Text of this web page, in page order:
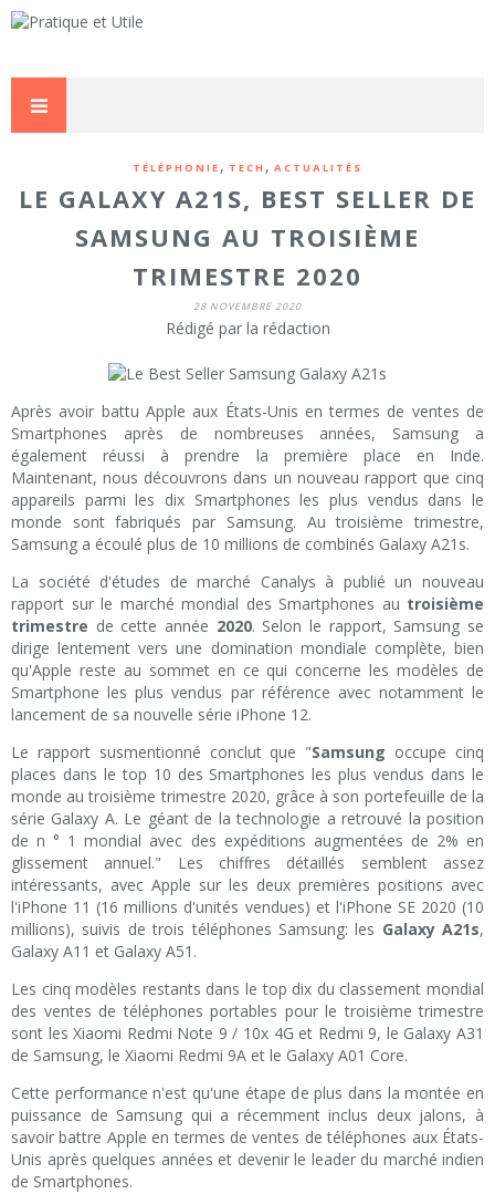
TÉLÉPHONIE , TECH , ACTUALITÉS
LE GALAXY A21S, BEST SELLER DE
SAMSUNG AU TROISIÈME
TRIMESTRE 2020
28 NOVEMBRE 2020
Rédigé par la rédaction
Après avoir battu Apple aux États-Unis en termes de ventes de
Smartphones après de nombreuses années, Samsung a
également réussi à prendre la première place en Inde.
Maintenant, nous découvrons dans un nouveau rapport que cinq
appareils parmi les dix Smartphones les plus vendus dans le
monde sont fabriqués par Samsung. Au troisième trimestre,
Samsung a écoulé plus de 10 millions de combinés Galaxy A21s.
La société d'études de marché Canalys à publié un nouveau
rapport sur le marché mondial des Smartphones au troisième
trimestre de cette année 2020. Selon le rapport, Samsung se
dirige lentement vers une domination mondiale complète, bien
qu'Apple reste au sommet en ce qui concerne les modèles de
Smartphone les plus vendus par référence avec notamment le
lancement de sa nouvelle série iPhone 12.
Le rapport susmentionné conclut que "Samsung occupe cinq
places dans le top 10 des Smartphones les plus vendus dans le
monde au troisième trimestre 2020, grâce à son portefeuille de la
série Galaxy A. Le géant de la technologie a retrouvé la position
de n ° 1 mondial avec des expéditions augmentées de 2% en
glissement annuel." Les chiffres détaillés semblent assez
intéressants, avec Apple sur les deux premières positions avec
l'iPhone 11 (16 millions d'unités vendues) et l'iPhone SE 2020 (10
millions), suivis de trois téléphones Samsung: les Galaxy A21s,
Galaxy A11 et Galaxy A51.
Les cinq modèles restants dans le top dix du classement mondial
des ventes de téléphones portables pour le troisième trimestre
sont les Xiaomi Redmi Note 9 / 10x 4G et Redmi 9, le Galaxy A31
de Samsung, le Xiaomi Redmi 9A et le Galaxy A01 Core.
Cette performance n'est qu'une étape de plus dans la montée en
puissance de Samsung qui a récemment inclus deux jalons, à
savoir battre Apple en termes de ventes de téléphones aux États-
Unis après quelques années et devenir le leader du marché indien
de Smartphones.